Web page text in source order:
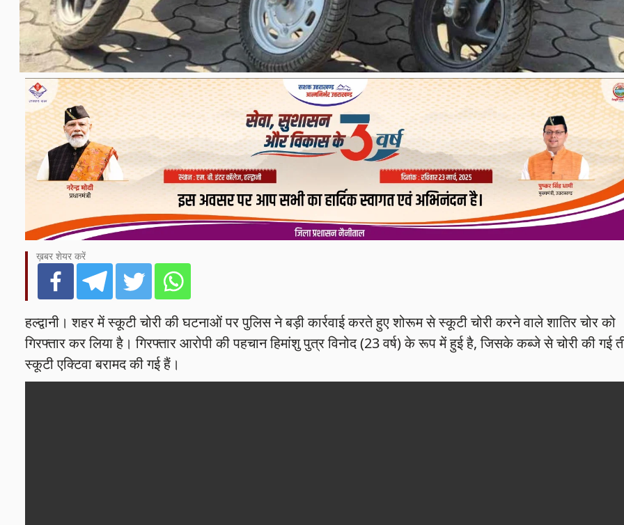
ख़बर शेयर करें
हल्द्वानी। शहर में स्कूटी चोरी की घटनाओं पर पुलिस ने बड़ी कार्रवाई करते हुए शोरूम से स्कूटी चोरी करने वाले शातिर चोर को
गिरफ्तार कर लिया है। गिरफ्तार आरोपी की पहचान हिमांशु पुत्र विनोद (23 वर्ष) के रूप में हुई है, जिसके कब्जे से चोरी की गई
स्कूटी एक्टिवा बरामद की गई हैं।